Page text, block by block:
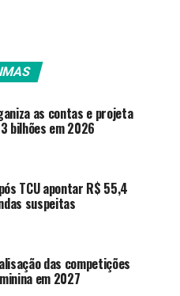
segunda-feira (29/06),
168 mil servidores.
referente ao mês de
.
servidores tenham os
antes da partida da
Mundo. Na segunda-
o expediente nos
estadual e nas
às
de Goiás
as contas e projeta
bilhões em 2026
TCU apontar R$ 55,4
suspeitas
das competições
em 2027